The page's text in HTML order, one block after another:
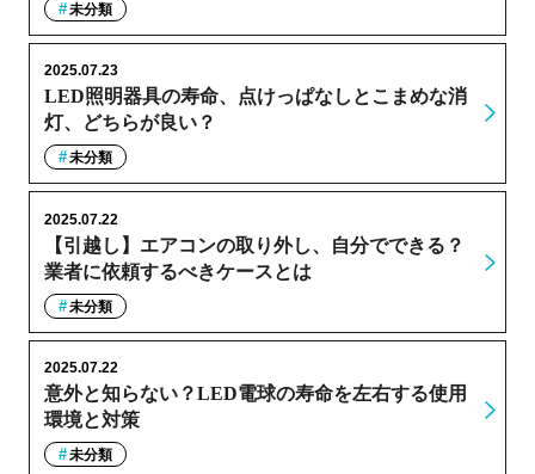
未分類
LED照明器具の寿命、点けっぱなしとこまめな消
灯、どちらが良い？
2025.07.23
未分類
【引越し】エアコンの取り外し、自分でできる？
業者に依頼するべきケースとは
2025.07.22
未分類
意外と知らない？LED電球の寿命を左右する使用
環境と対策
2025.07.22
未分類